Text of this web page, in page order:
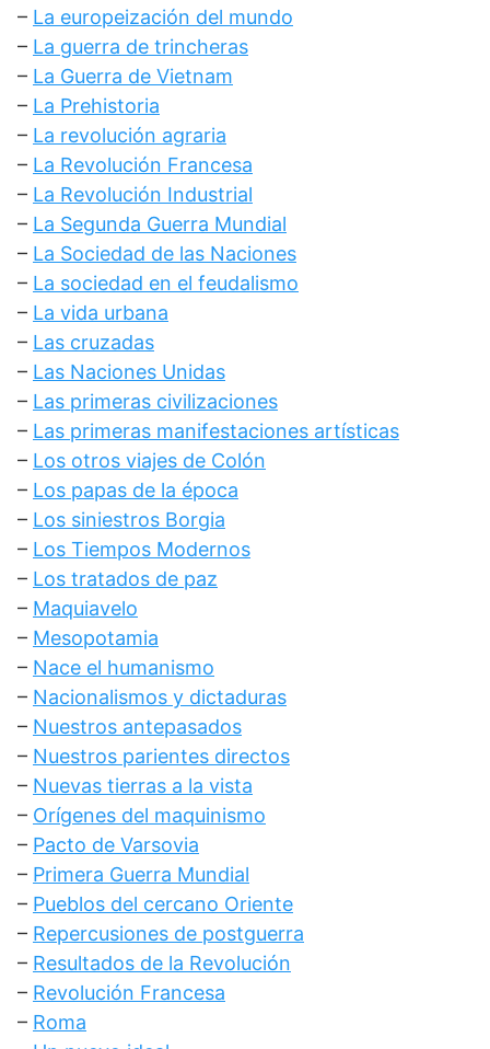
– La europeización del mundo
– La guerra de trincheras
– La Guerra de Vietnam
– La Prehistoria
– La revolución agraria
– La Revolución Francesa
– La Revolución Industrial
– La Segunda Guerra Mundial
– La Sociedad de las Naciones
– La sociedad en el feudalismo
– La vida urbana
– Las cruzadas
– Las Naciones Unidas
– Las primeras civilizaciones
– Las primeras manifestaciones artísticas
– Los otros viajes de Colón
– Los papas de la época
– Los siniestros Borgia
– Los Tiempos Modernos
– Los tratados de paz
– Maquiavelo
– Mesopotamia
– Nace el humanismo
– Nacionalismos y dictaduras
– Nuestros antepasados
– Nuestros parientes directos
– Nuevas tierras a la vista
– Orígenes del maquinismo
– Pacto de Varsovia
– Primera Guerra Mundial
– Pueblos del cercano Oriente
– Repercusiones de postguerra
– Resultados de la Revolución
– Revolución Francesa
– Roma